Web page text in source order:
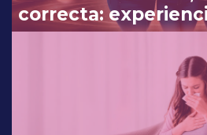
correcta:
Myo y D-Chiro-